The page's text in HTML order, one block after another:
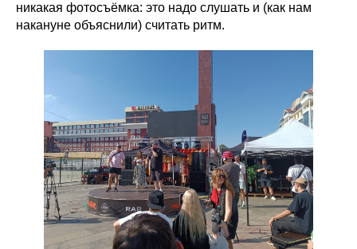
никакая фотосъёмка: это надо слушать и (как нам
накануне объяснили) считать ритм.